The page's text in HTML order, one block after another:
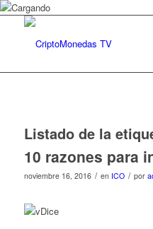
Listado de la
10 razones para
noviembre 16, 2016 / en ICO / por